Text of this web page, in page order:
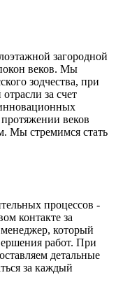
загородной
веков. Мы
зодчества, при
за счет
веков
Мы стремимся стать
процессов -
контакте за
который
работ. При
детальные
за каждый